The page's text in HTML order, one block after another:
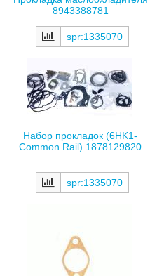
8943388781
spr:1335070
Набор прокладок (6HK1-
Common Rail) 1878129820
spr:1335070